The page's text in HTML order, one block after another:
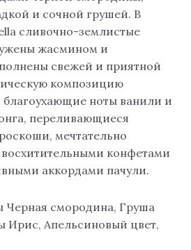
и сочной грушей. В
сливочно-землистые
жасмином и
свежей и приятной
композицию
ноты ванили и
переливающиеся
мечтательно
конфетами
аккордами пачули.
Черная смородина, Груша
Ирис, Апельсиновый цвет,